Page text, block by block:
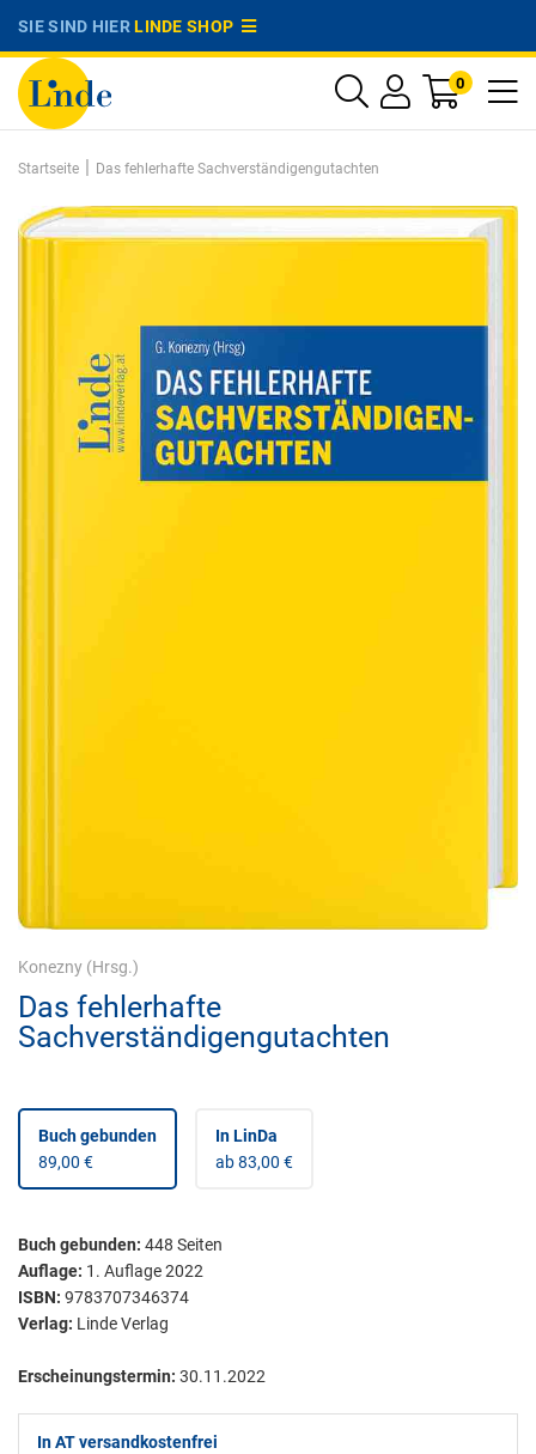
SIE SIND HIERLINDE SHOP
0
Startseite | Das fehlerhafte Sachverständigengutachten
Konezny (Hrsg.)
Das fehlerhafte
Sachverständigengutachten
Buch gebunden
89,00 €
In LinDa
ab 83,00 €
Buch gebunden: 448 Seiten
Auflage: 1. Auflage 2022
ISBN: 9783707346374
Verlag: Linde Verlag
Erscheinungstermin: 30.11.2022
In AT versandkostenfrei